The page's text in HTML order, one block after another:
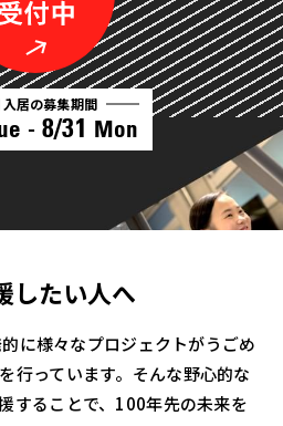
居の募集期間
- 8/31 Mon
したい人へ
に様々なプロジェクトがうごめ
行っています。そんな野心的な
することで、100年先の未来を